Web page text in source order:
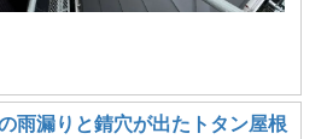
雨漏りと錆穴が出たトタン屋根